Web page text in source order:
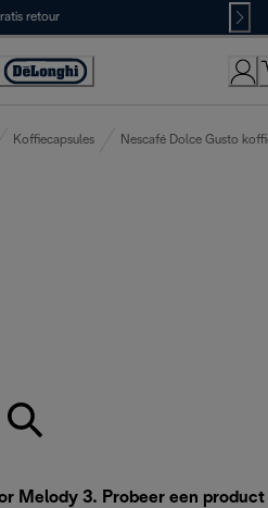
retour
Koffiecapsules Nescafé Dolce Gusto
Melody 3. Probeer een product